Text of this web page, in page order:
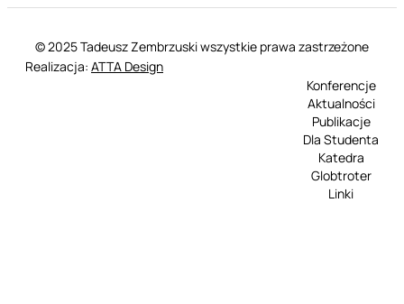
© 2025 Tadeusz Zembrzuski wszystkie prawa zastrzeżone
Realizacja: ATTA Design
Konferencje
Aktualności
Publikacje
Dla Studenta
Katedra
Globtroter
Linki